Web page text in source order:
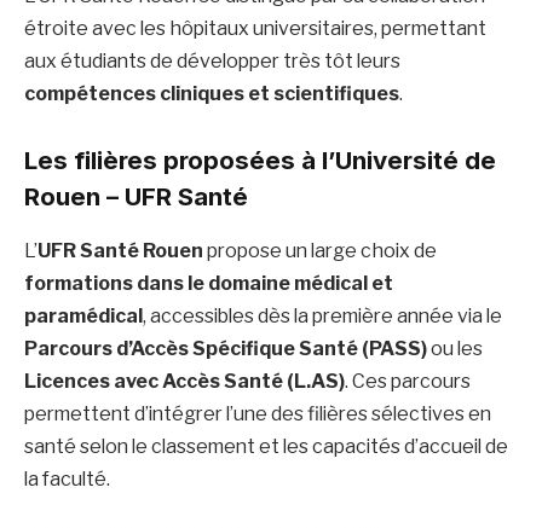
étroite avec les hôpitaux universitaires, permettant
aux étudiants de développer très tôt leurs
compétences cliniques et scientifiques.
Les filières proposées à l’Université de
Rouen – UFR Santé
L’UFR Santé Rouen propose un large choix de
formations dans le domaine médical et
paramédical, accessibles dès la première année via le
Parcours d’Accès Spécifique Santé (PASS)ou les
Licences avec Accès Santé (L.AS). Ces parcours
permettent d’intégrer l’une des filières sélectives en
santé selon le classement et les capacités d’accueil de
la faculté.